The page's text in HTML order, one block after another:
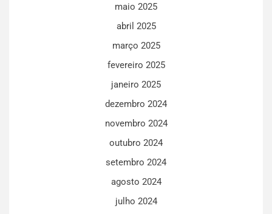
maio 2025
abril 2025
março 2025
fevereiro 2025
janeiro 2025
dezembro 2024
novembro 2024
outubro 2024
setembro 2024
agosto 2024
julho 2024